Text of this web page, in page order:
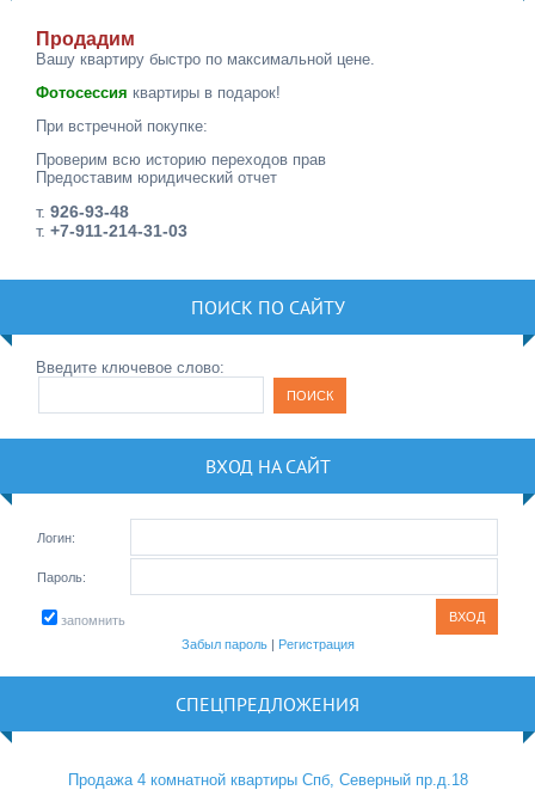
Продадим
Вашу квартиру быстро по максимальной цене.
Фотосессия квартиры в подарок!
При встречной покупке:
Проверим всю историю переходов прав
Предоставим юридический отчет
т. 926-93-48
т. +7-911-214-31-03
ПОИСК ПО САЙТУ
Введите ключевое слово:
ВХОД НА САЙТ
Логин:
Пароль:
запомнить
Забыл пароль| Регистрация
СПЕЦПРЕДЛОЖЕНИЯ
Продажа 4 комнатной квартиры Спб, Северный пр.д.18